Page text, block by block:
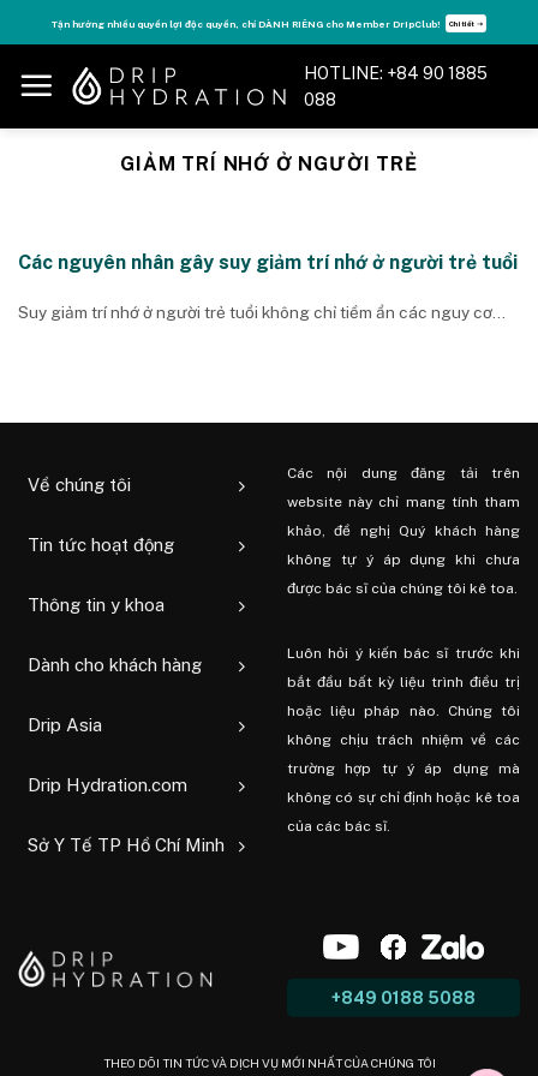
to
content
Tận hưởng nhiều quyền lợi độc quyền, chỉ DÀNH RIÊNG cho Member DripClub! Chi tiết ➝
HOTLINE: +84 90 1885
088
GIẢM TRÍ NHỚ Ở NGƯỜI TRẺ
Các nguyên nhân gây suy giảm trí nhớ ở người trẻ tuổi
Suy giảm trí nhớ ở người trẻ tuổi không chỉ tiềm ẩn các nguy cơ...
Về chúng tôi
Tin tức hoạt động
Thông tin y khoa
Dành cho khách hàng
Drip Asia
Drip Hydration.com
Sở Y Tế TP Hồ Chí Minh
Các nội dung đăng tải trên
website này chỉ mang tính tham
khảo, đề nghị Quý khách hàng
không tự ý áp dụng khi chưa
được bác sĩ của chúng tôi kê toa.
Luôn hỏi ý kiến ​​bác sĩ trước khi
bắt đầu bất kỳ liệu trình điều trị
hoặc liệu pháp nào. Chúng tôi
không chịu trách nhiệm về các
trường hợp tự ý áp dụng mà
không có sự chỉ định hoặc kê toa
của các bác sĩ.
+849 0188 5088
THEO DÕI TIN TỨC VÀ DỊCH VỤ MỚI NHẤT CỦA CHÚNG TÔI